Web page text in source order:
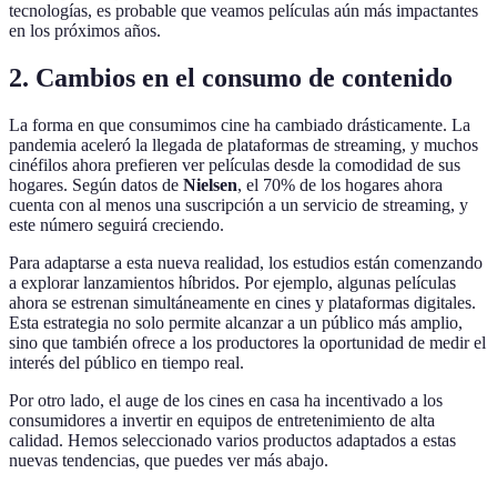
tecnologías, es probable que veamos películas aún más impactantes
en los próximos años.
2. Cambios en el consumo de contenido
La forma en que consumimos cine ha cambiado drásticamente. La
pandemia aceleró la llegada de plataformas de streaming, y muchos
cinéfilos ahora prefieren ver películas desde la comodidad de sus
hogares. Según datos de Nielsen, el 70% de los hogares ahora
cuenta con al menos una suscripción a un servicio de streaming, y
este número seguirá creciendo.
Para adaptarse a esta nueva realidad, los estudios están comenzando
a explorar lanzamientos híbridos. Por ejemplo, algunas películas
ahora se estrenan simultáneamente en cines y plataformas digitales.
Esta estrategia no solo permite alcanzar a un público más amplio,
sino que también ofrece a los productores la oportunidad de medir el
interés del público en tiempo real.
Por otro lado, el auge de los cines en casa ha incentivado a los
consumidores a invertir en equipos de entretenimiento de alta
calidad. Hemos seleccionado varios productos adaptados a estas
nuevas tendencias, que puedes ver más abajo.